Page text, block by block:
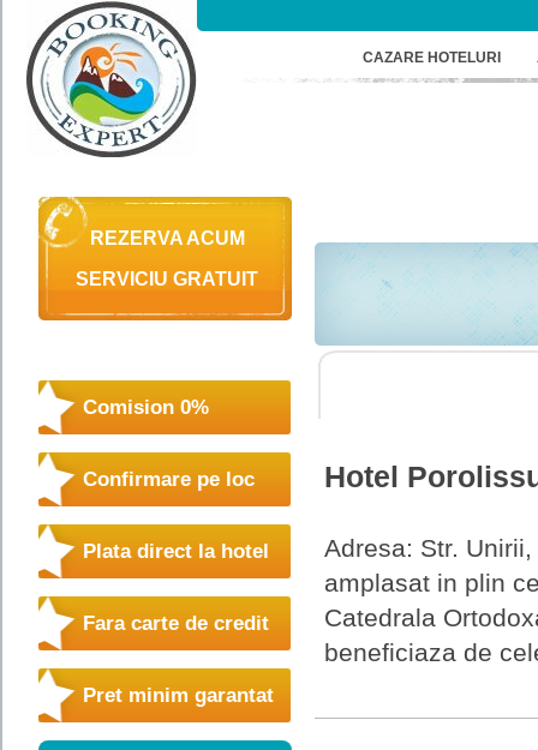
CAZARE HOTELURI
REZERVA ACUM
SERVICIU GRATUIT
Comision 0%
Confirmare pe loc
Plata direct la hotel
Fara carte de credit
Pret minim garantat
Hotel
Adresa: Str.
amplasat in plin
Catedrala
beneficiaza de